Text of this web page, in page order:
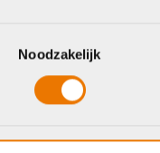
Noodzakelijk